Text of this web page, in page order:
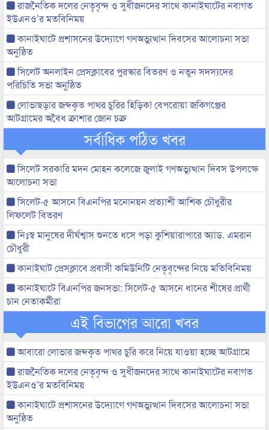
রাজনৈতিক দলের নেতৃবৃন্দ ও সুধীজনদের সাথে কানাইঘাটের নবাগত
ইউএনও’র মতবিনিময়
কানাইঘাটে প্রশাসনের উদ্যোগে গণঅভ্যুত্থান দিবসের আলোচনা সভা
অনুষ্ঠিত
সিলেট অনলাইন প্রেসক্লাবের পুরস্কার বিতরণ ও নতুন সদস্যদের
পরিচিতি সভা অনুষ্ঠিত
লোভাছড়ার জব্দকৃত পাথর চুরির হিড়িক! বেপরোয়া জকিগঞ্জের
আটগ্রামের অবৈধ ক্রাশার জোন চক্র
সর্বাধিক পঠিত খবর
সিলেট সরকারি মদন মোহন কলেজে জুলাই গণঅভ্যুত্থান দিবস উপলক্ষে
আলোচনা সভা
সিলেট-৫ আসনে বিএনপির মনোনয়ন প্রত্যাশী আশিক চৌধুরীর
লিফলেট বিতরণ
নিঃস্ব মানুষের দীর্ঘশ্বাস শুনতে ধসে পড়া কুশিয়ারাপারে অ্যাড. এমরান
চৌধুরী
কানাইঘাট প্রেসক্লাবে প্রবাসী কমিউনিটি নেতৃবৃন্দের নিয়ে মতিবিনিময়
কানাইঘাটে বিএনপির জনসভা: সিলেট-৫ আসনে ধানের শীষের প্রার্থী
চান নেতাকর্মীরা
এই বিভাগের আরো খবর
আবারো লোভার জব্দকৃত পাথর চুরি করে নিয়ে যাওয়া হচ্ছে আটগ্রামে
রাজনৈতিক দলের নেতৃবৃন্দ ও সুধীজনদের সাথে কানাইঘাটের নবাগত
ইউএনও’র মতবিনিময়
কানাইঘাটে প্রশাসনের উদ্যোগে গণঅভ্যুত্থান দিবসের আলোচনা সভা
অনুষ্ঠিত